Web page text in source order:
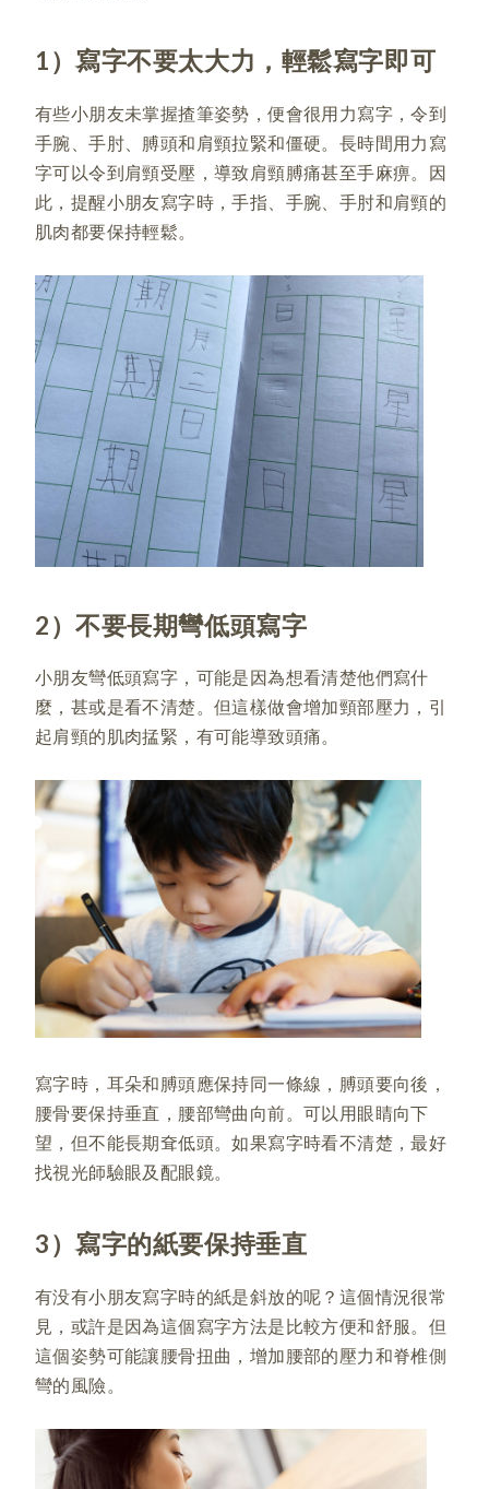
1）寫字不要太大力，輕鬆寫字即可
有些小朋友未掌握揸筆姿勢，便會很用力寫字，令到
手腕、手肘、膊頭和肩頸拉緊和僵硬。長時間用力寫
字可以令到肩頸受壓，導致肩頸膊痛甚至手麻痹。因
此，提醒小朋友寫字時，手指、手腕、手肘和肩頸的
肌肉都要保持輕鬆。
2）不要長期彎低頭寫字
小朋友彎低頭寫字，可能是因為想看清楚他們寫什
麼，甚或是看不清楚。但這樣做會增加頸部壓力，引
起肩頸的肌肉掹緊，有可能導致頭痛。
寫字時，耳朵和膊頭應保持同一條線，膊頭要向後，
腰骨要保持垂直，腰部彎曲向前。可以用眼睛向下
望，但不能長期耷低頭。如果寫字時看不清楚，最好
找視光師驗眼及配眼鏡。
3）寫字的紙要保持垂直
有没有小朋友寫字時的紙是斜放的呢？這個情況很常
見，或許是因為這個寫字方法是比較方便和舒服。但
這個姿勢可能讓腰骨扭曲，增加腰部的壓力和脊椎側
彎的風險。